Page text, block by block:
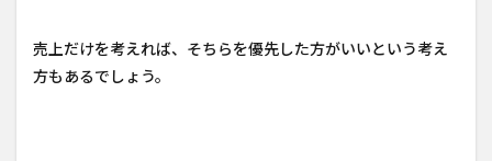
売上だけを考えれば、そちらを優先した方がいいという考え
方もあるでしょう。